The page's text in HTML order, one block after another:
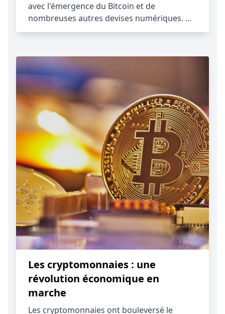
avec l'émergence du Bitcoin et de
nombreuses autres devises numériques. …
Les cryptomonnaies : une
révolution économique en
marche
Les cryptomonnaies ont bouleversé le